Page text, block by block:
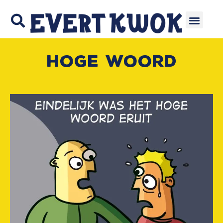
Hoge woord